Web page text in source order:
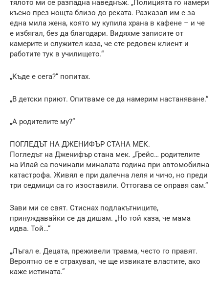
тялото ми се разпадна наведнъж. „Полицията го намери
късно през нощта близо до реката. Разказал им е за
една мила жена, която му купила храна в кафене – и че
е избягал, без да благодари. Видяхме записите от
камерите и служител каза, че сте редовен клиент и
работите тук в училището.“
„Къде е сега?“ попитах.
„В детски приют. Опитваме се да намерим настаняване.“
„А родителите му?“
ПОГЛЕДЪТ НА ДЖЕНИФЪР СТАНА МЕК.
Погледът на Дженифър стана мек. „Грейс… родителите
на Илай са починали миналата година при автомобилна
катастрофа. Живял е при далечна леля и чичо, но преди
три седмици са го изоставили. Оттогава се оправя сам.“
Зави ми се свят. Стиснах подлакътниците,
принуждавайки се да дишам. „Но той каза, че мама
идва. Той…“
„Лъгал е. Децата, преживели травма, често го правят.
Вероятно се е страхувал, че ще извикате властите, ако
каже истината.“